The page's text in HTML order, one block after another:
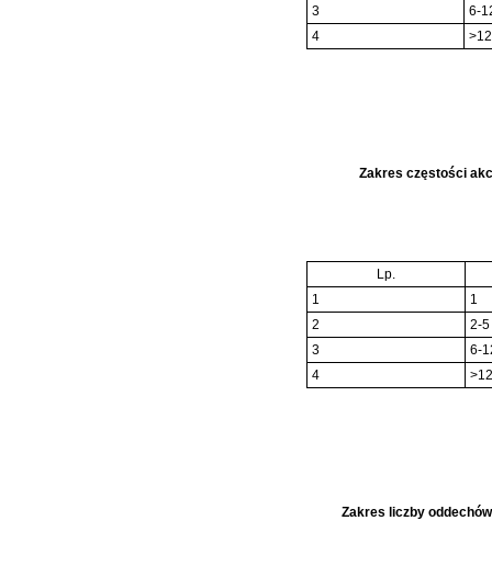
3
6-
4
>12
Zakres częstości
Lp.
1
1
2
2-5
3
6-
4
>12
Zakres liczby